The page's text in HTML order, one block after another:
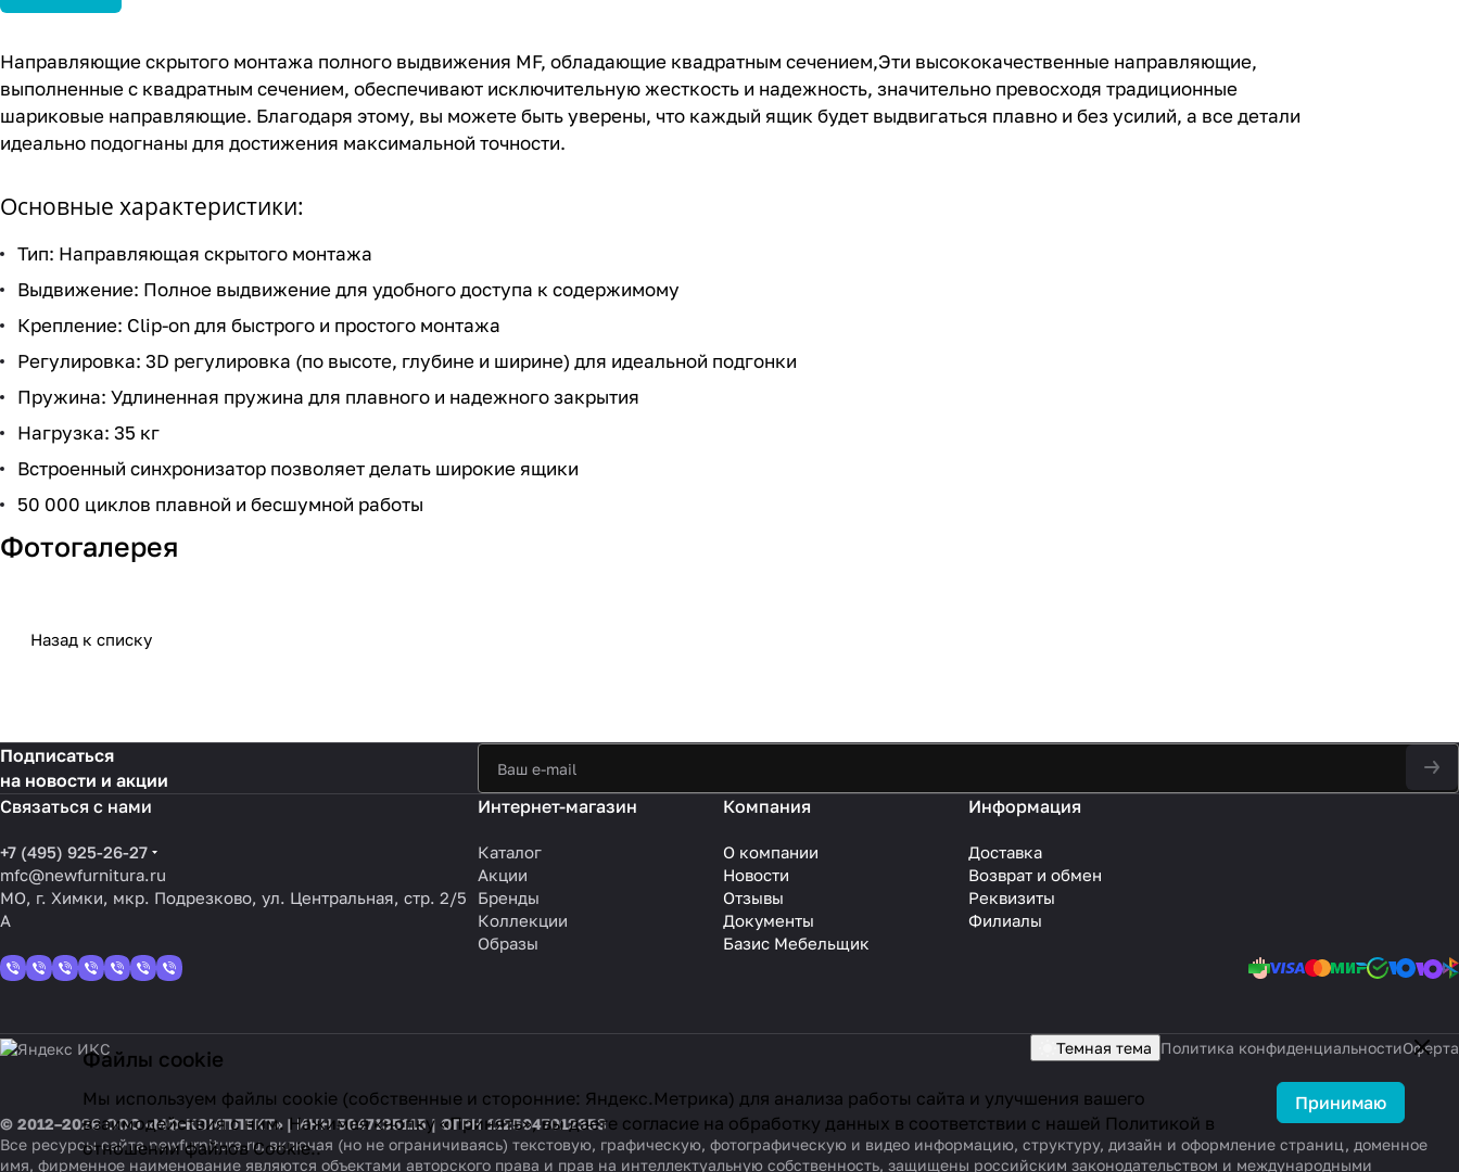
Направляющие скрытого монтажа полного выдвижения MF, обладающие квадратным сечением,Эти высококачественные направляющие,
выполненные с квадратным сечением, обеспечивают исключительную жесткость и надежность, значительно превосходя традиционные
шариковые направляющие. Благодаря этому, вы можете быть уверены, что каждый ящик будет выдвигаться плавно и без усилий, а все детали
идеально подогнаны для достижения максимальной точности.
Основные характеристики:
Тип: Направляющая скрытого монтажа
Выдвижение: Полное выдвижение для удобного доступа к содержимому
Крепление: Clip-on для быстрого и простого монтажа
Регулировка: 3D регулировка (по высоте, глубине и ширине) для идеальной подгонки
Пружина: Удлиненная пружина для плавного и надежного закрытия
Нагрузка: 35 кг
Встроенный синхронизатор позволяет делать широкие ящики
50 000 циклов плавной и бесшумной работы
Фотогалерея
Назад к списку
Подписаться
на новости и акции
Связаться с нами
+7 (495) 925-26-27
mfc@newfurnitura.ru
МО, г. Химки, мкр. Подрезково, ул. Центральная, стр. 2/5
А
Интернет-магазин
Каталог
Акции
Бренды
Коллекции
Образы
Компания
О компании
Новости
Отзывы
Документы
Базис Мебельщик
Информация
Доставка
Возврат и обмен
Реквизиты
Филиалы
Темная тема Политика конфиденциальностиОферта
© 2012–2026 ООО «МФ-КОМПЛЕКТ» | ИНН 5047135115 | ОГРН 1125047012353
Все ресурсы сайта newfurnitura.ru, включая (но не ограничиваясь) текстовую, графическую, фотографическую и видео информацию, структуру, дизайн и оформление страниц, доменное
имя, фирменное наименование являются объектами авторского права и прав на интеллектуальную собственность, защищены российским законодательством и международными
Файлы cookie
Мы используем файлы cookie (собственные и сторонние: Яндекс.Метрика) для анализа работы сайта и улучшения вашего
взаимодействия с ним. Нажимая кнопку «Принять», вы даете согласие на обработку данных в соответствии с нашей Политикой в
отношении файлов Cookie..
Принимаю